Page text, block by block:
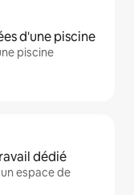
d'une piscine
piscine
dédié
espace de